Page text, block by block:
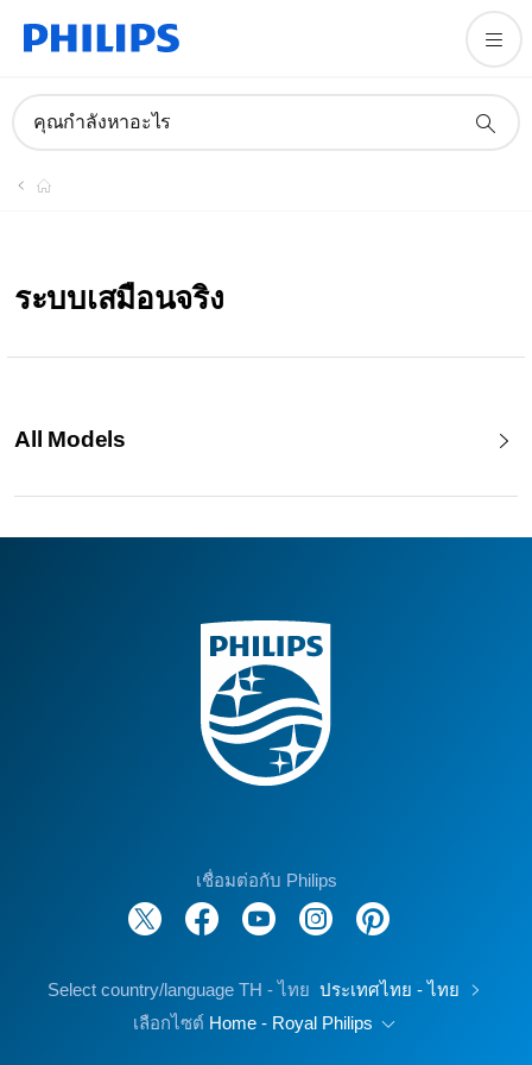
คุณกำลังหาอะไร
ระบบเสมือนจริง
All Models
เชื่อมต่อกับ Philips
Select country/language TH - ไทย ประเทศไทย - ไทย
เลือกไซต์ Home - Royal Philips